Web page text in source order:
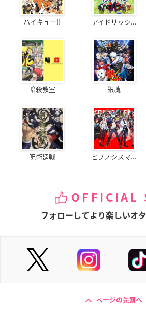
ハイキュー!! アイドリッシ...
暗殺教室 銀魂
呪術廻戦 ヒプノシスマ...
OFFICIAL
フォローしてより楽しいオ
ページの先頭へ